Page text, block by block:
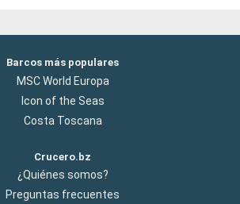
Barcos más populares
MSC World Europa
Icon of the Seas
Costa Toscana
Crucero.bz
¿Quiénes somos?
Preguntas frecuentes